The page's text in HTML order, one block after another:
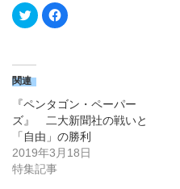
ク
リ
で
共
有
(新
い
ウ
ィ
ン
ド
ウ
Facebook
で
リ
ッ
ク
し
て
く
だ
関連
『ペンタゴン・ペーパー
ズ』 二大新聞社の戦いと
「自由」の勝利
2019年3月18日
特集記事